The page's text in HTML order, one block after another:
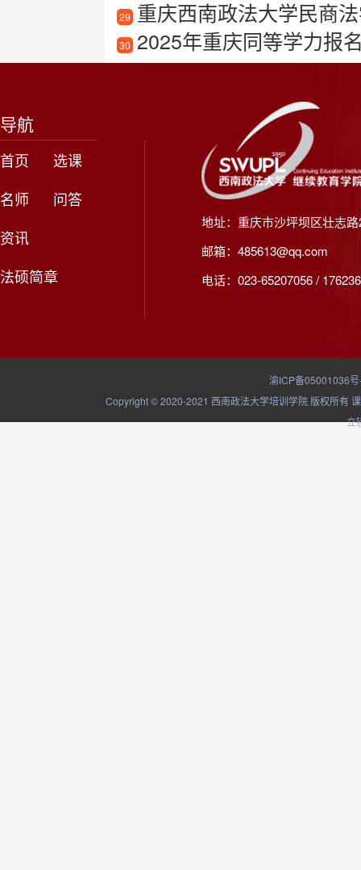
29 重庆西南政法大学民商
30 2025年重庆同等学力报
导航
首页
选课
名师
问答
资讯
法硕简章
地址：重庆市沙坪坝区壮志
邮箱：485613@qq.com
电话：023-65207056 /
渝ICP备05001036
Copyright © 2020-2021 西南政法大学培训学院 版权所有
立